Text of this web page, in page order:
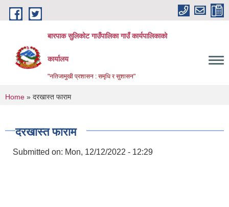
Skip to main content
बारपाक सुलिकोट गाउँपालिका गाउँ कार्यपालिकाको
कार्यालय
"नतिजामुखी प्रशासन : समृधि र सुशासन"
You are here
Home » दरखास्त फाराम
दरखास्त फाराम
Submitted on: Mon, 12/12/2022 - 12:29